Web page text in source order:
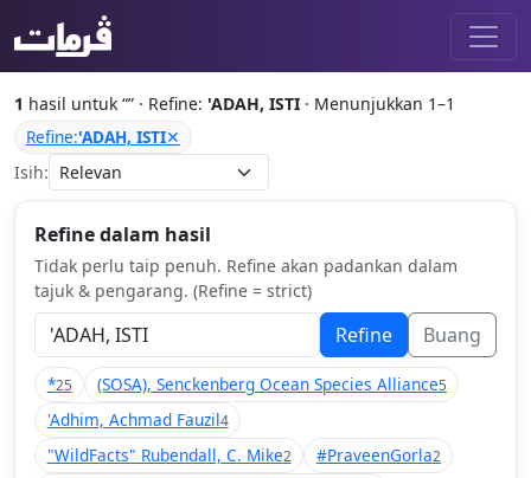
1 hasil untuk “” · Refine: 'ADAH, ISTI · Menunjukkan 1–1
Refine:'ADAH, ISTI✕
Isih:
Refine dalam hasil
Tidak perlu taip penuh. Refine akan padankan dalam
tajuk & pengarang. (Refine = strict)
Refine Buang
*25 (SOSA), Senckenberg Ocean Species Alliance5
'Adhim, Achmad Fauzil4
"WildFacts" Rubendall, C. Mike2 #PraveenGorla2